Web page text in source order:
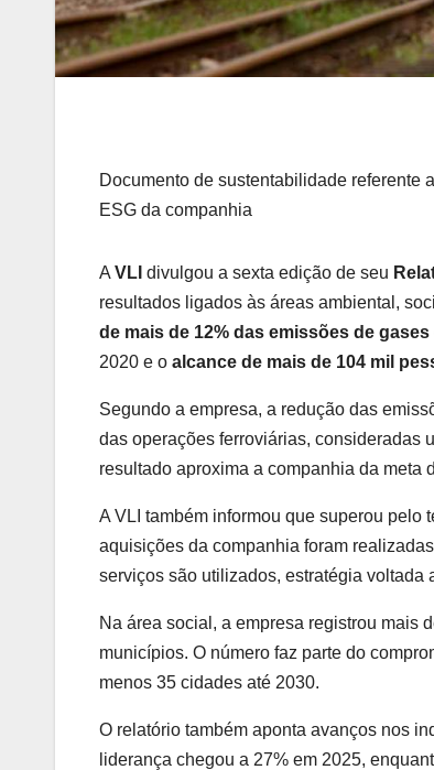
Documento de sustentabilidade referente
ESG da companhia
A VLI divulgou a sexta edição de seu
resultados ligados às áreas ambiental,
de mais de 12% das emissões de
2020 e o alcance de mais de 104 mil
Segundo a empresa, a redução das
das operações ferroviárias, consideradas
resultado aproxima a companhia da meta
A VLI também informou que superou pelo
aquisições da companhia foram
serviços são utilizados, estratégia
Na área social, a empresa registrou mais
municípios. O número faz parte do
menos 35 cidades até 2030.
O relatório também aponta avanços nos
liderança chegou a 27% em 2025,